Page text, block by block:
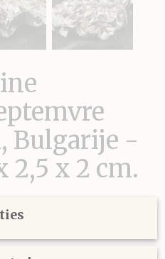
Bulgarije -
2,5 x 2 cm.